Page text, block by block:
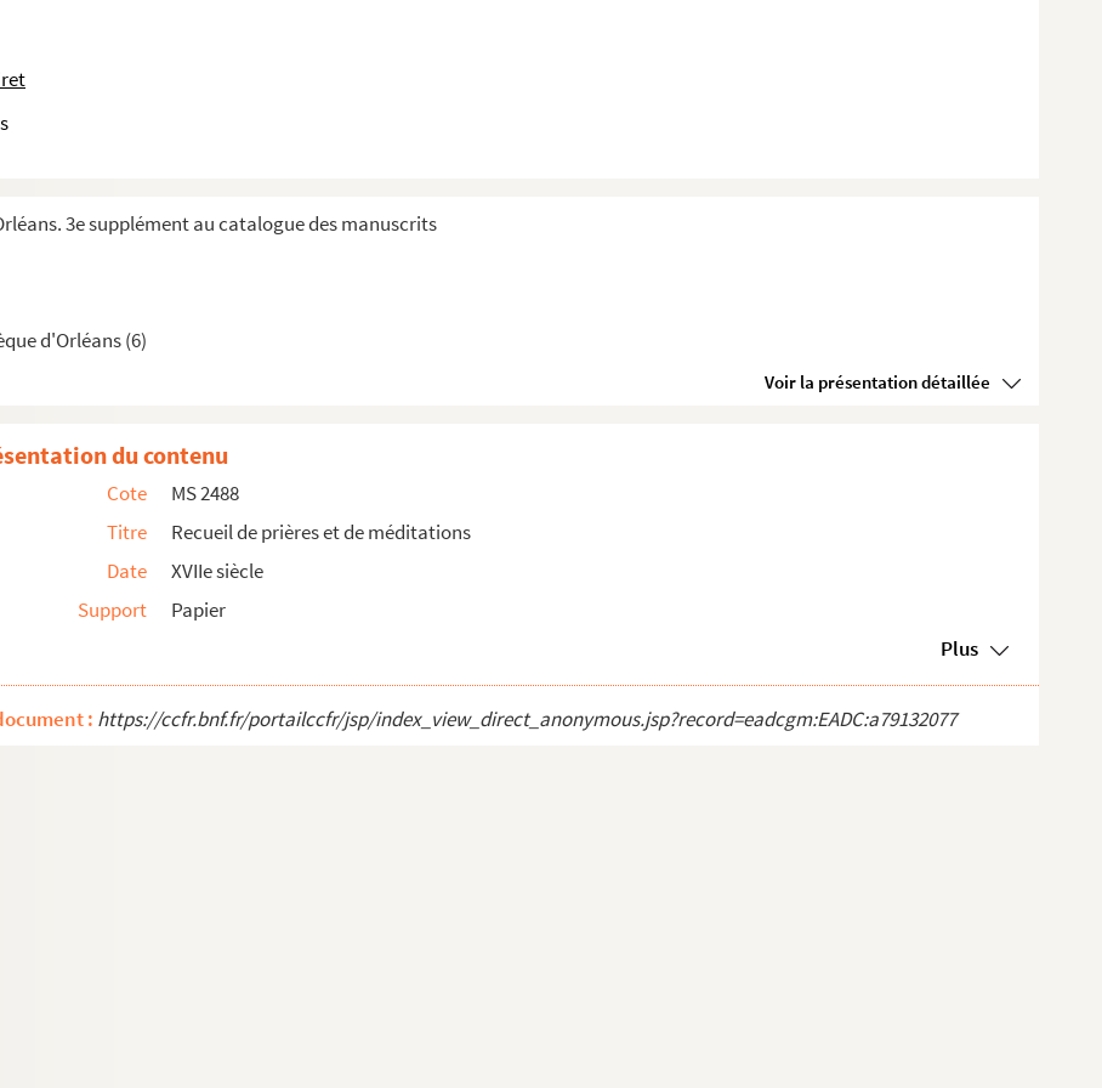
3e supplément au catalogue des manuscrits
d'Orléans (6)
Voir la présentation détaillée
Charles IX
et notes de voyages
demandes et de réponses
, traduit de l’anglais par Charles Jacquet-...
Tome 4e
3e tome
infidèles. Procès-verbaux des réunions du com...
par Monsieur **
maître de pension à Montargis... 1855
à Paris par permission du Roy au vingt cinqe jo...
du contenu
Cote
MS 2488
Titre
Recueil de prières et de méditations
Date
XVIIe siècle
Support
Papier
Plus
: https://ccfr.bnf.fr/portailccfr/jsp/index_view_direct_anonymous.jsp?record=eadcgm:EADC:a79132077